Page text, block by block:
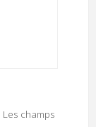
Les champs